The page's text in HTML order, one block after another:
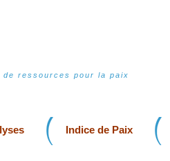
de ressources pour la paix
Indice de Paix